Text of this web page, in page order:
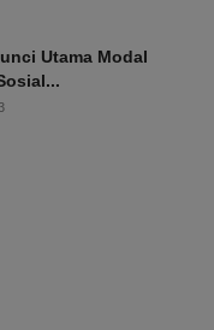
Utama Modal